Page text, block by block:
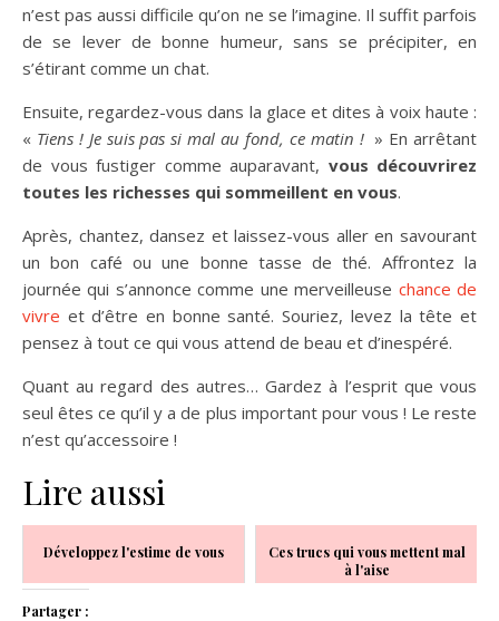
n’est pas aussi difficile qu’on ne se l’imagine. Il suffit parfois
de se lever de bonne humeur, sans se précipiter, en
s’étirant comme un chat.
Ensuite, regardez-vous dans la glace et dites à voix haute :
« Tiens ! Je suis pas si mal au fond, ce matin !» En arrêtant
de vous fustiger comme auparavant, vous découvrirez
toutes les richesses qui sommeillent en vous.
Après, chantez, dansez et laissez-vous aller en savourant
un bon café ou une bonne tasse de thé. Affrontez la
journée qui s’annonce comme une merveilleuse chance de
vivre et d’être en bonne santé. Souriez, levez la tête et
pensez à tout ce qui vous attend de beau et d’inespéré.
Quant au regard des autres… Gardez à l’esprit que vous
seul êtes ce qu’il y a de plus important pour vous ! Le reste
n’est qu’accessoire !
Lire aussi
Développez l'estime de vous
Ces trucs qui vous mettent mal
à l'aise
Partager :